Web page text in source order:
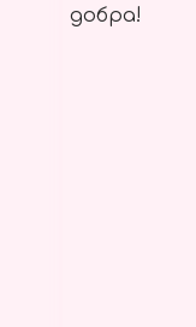
добра!